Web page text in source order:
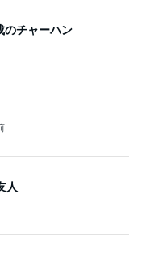
のチャーハン
人